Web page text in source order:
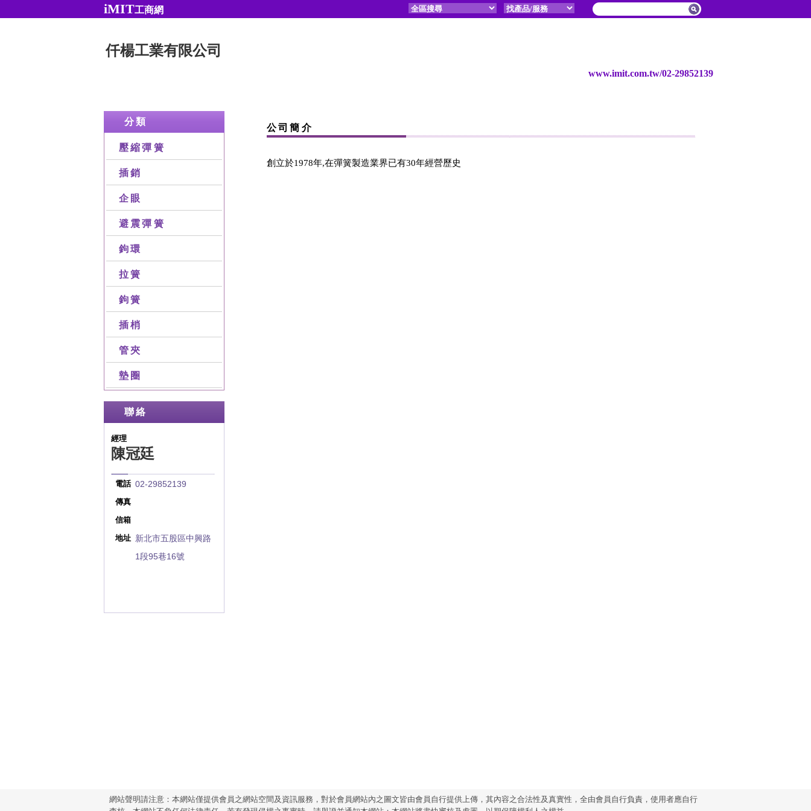
iMIT工商網
仟楊工業有限公司
www.imit.com.tw/02-29852139
分類
壓縮彈簧
插銷
企眼
避震彈簧
鉤環
拉簧
鉤簧
插梢
管夾
墊圈
聯絡
經理
陳冠廷
電話 02-29852139
傳真
信箱
地址 新北市五股區中興路
1段95巷16號
公司簡介
創立於1978年,在彈簧製造業界已有30年經營歷史
網站聲明請注意：本網站僅提供會員之網站空間及資訊服務，對於會員網站內之圖文皆由會員自行提供上傳，其內容之合法性及真實性，全由會員自行負責，使用者應自行